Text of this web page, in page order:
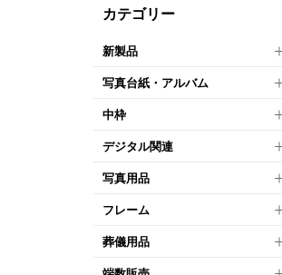
カテゴリー
新製品
写真台紙・アルバム
中枠
デジタル関連
写真用品
フレーム
葬儀用品